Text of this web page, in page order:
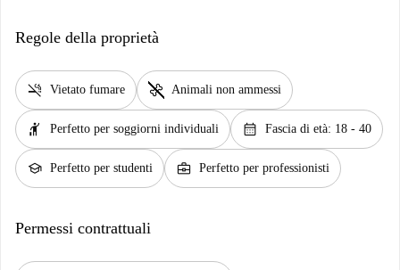
Regole della proprietà
smoke_free Vietato fumare pet_supplies Animali non ammessi
hail Perfetto per soggiorni individuali calendar_month Fascia di età: 18 - 40
school Perfetto per studenti business_center Perfetto per professionisti
Permessi contrattuali